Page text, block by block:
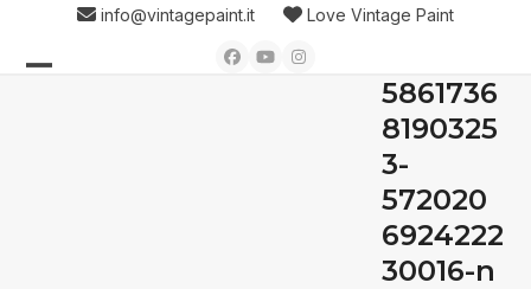
content
info@vintagepaint.it Love Vintage Paint
Facebook
YouTubeInstagram
5861736
8190325
3-
572020
6924222
30016-n